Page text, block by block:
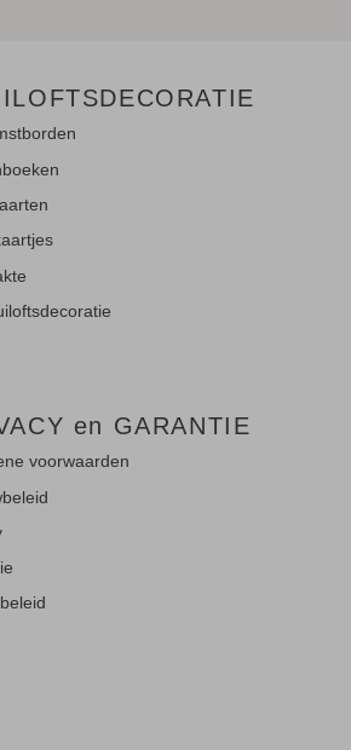
en GARANTIE
voorwaarden